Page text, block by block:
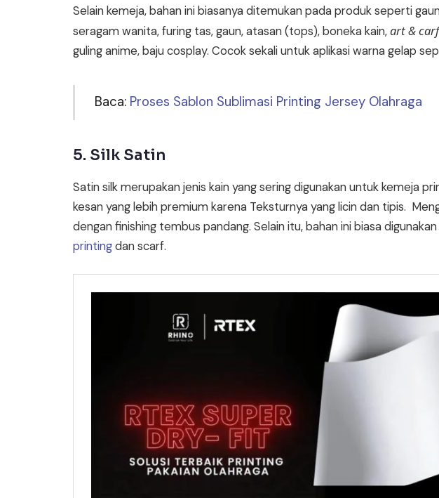
Selain kemeja, bahan ini biasanya ditemukan pada produk seperti
seragam wanita, furing tas, gaun, atasan (tops), boneka kain,art &
guling anime, baju cosplay. Cocok sekali untuk aplikasi warna gelap
Baca: Proses Sablon Sublimasi Printing Jersey Olahraga
5. Silk Satin
Satin silk merupakan jenis kain yang sering digunakan untuk kemeja
kesan yang lebih premium karena Teksturnya yang licin dan tipis.
dengan finishing tembus pandang. Selain itu, bahan ini biasa
printingdan scarf.